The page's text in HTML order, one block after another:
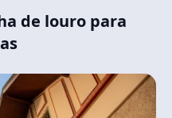
de louro para